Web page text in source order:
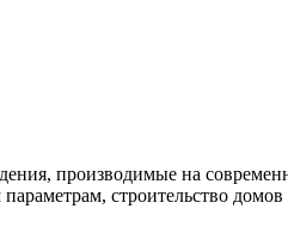
производимые на
строительство домов